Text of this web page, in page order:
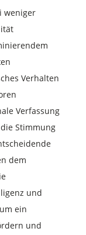
weniger
Verhalten
Verfassung
Stimmung
dem
und
ein
und